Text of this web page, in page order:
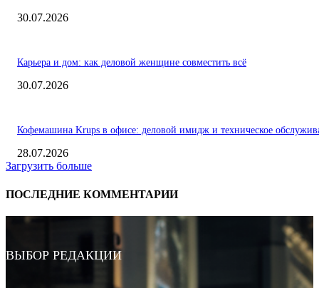
30.07.2026
Карьера и дом: как деловой женщине совместить всё
30.07.2026
Кофемашина Krups в офисе: деловой имидж и техническое
28.07.2026
Загрузить больше
ПОСЛЕДНИЕ КОММЕНТАРИИ
ВЫБОР РЕДАКЦИИ